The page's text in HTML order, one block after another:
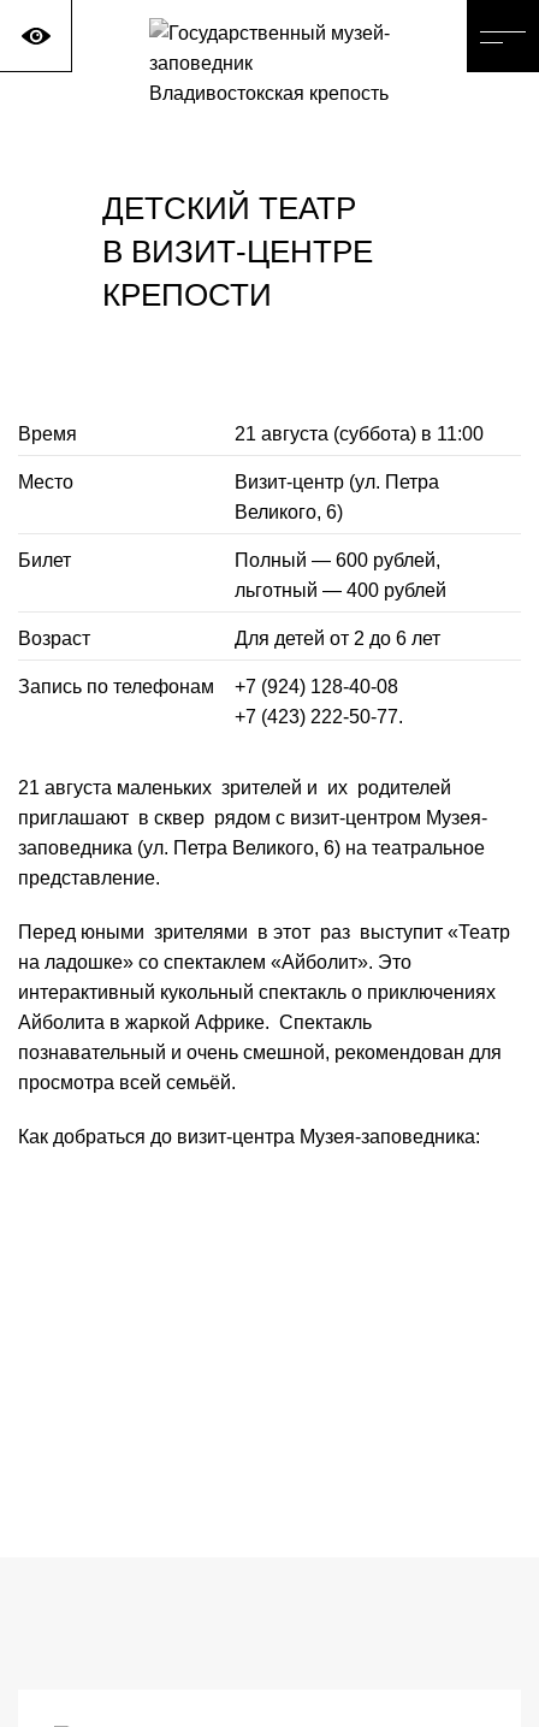
ДЕТСКИЙ ТЕАТР
В ВИЗИТ-ЦЕНТРЕ
КРЕПОСТИ
Время 21 августа (суббота) в 11:00
Место
Визит-центр (ул. Петра
Великого, 6)
Билет
Полный — 600 рублей,
льготный — 400 рублей
Возраст Для детей от 2 до 6 лет
Запись по телефонам
+7 (924) 128-40-08
+7 (423) 222-50-77.
21 августа маленьких зрителей и их родителей
приглашают в сквер рядом с визит-центром Музея-
заповедника (ул. Петра Великого, 6) на театральное
представление.
Перед юными зрителями в этот раз выступит «Театр
на ладошке» со спектаклем «Айболит». Это
интерактивный кукольный спектакль о приключениях
Айболита в жаркой Африке. Спектакль
познавательный и очень смешной, рекомендован для
просмотра всей семьёй.
Как добраться до визит-центра Музея-заповедника: